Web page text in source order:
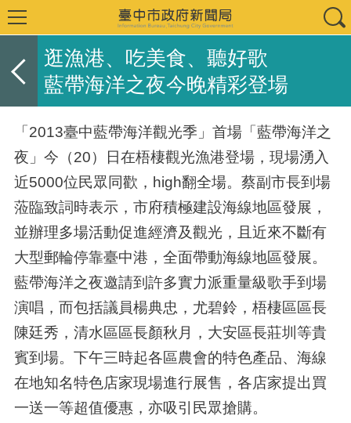
逛漁港、吃美食、聽好歌
藍帶海洋之夜今晚精彩登場
「2013臺中藍帶海洋觀光季」首場「藍帶海洋之
夜」今（20）日在梧棲觀光漁港登場，現場湧入
近5000位民眾同歡，high翻全場。蔡副市長到場
蒞臨致詞時表示，市府積極建設海線地區發展，
並辦理多場活動促進經濟及觀光，且近來不斷有
大型郵輪停靠臺中港，全面帶動海線地區發展。
藍帶海洋之夜邀請到許多實力派重量級歌手到場
演唱，而包括議員楊典忠，尤碧鈴，梧棲區區長
陳廷秀，清水區區長顏秋月，大安區長莊圳等貴
賓到場。下午三時起各區農會的特色產品、海線
在地知名特色店家現場進行展售，各店家提出買
一送一等超值優惠，亦吸引民眾搶購。